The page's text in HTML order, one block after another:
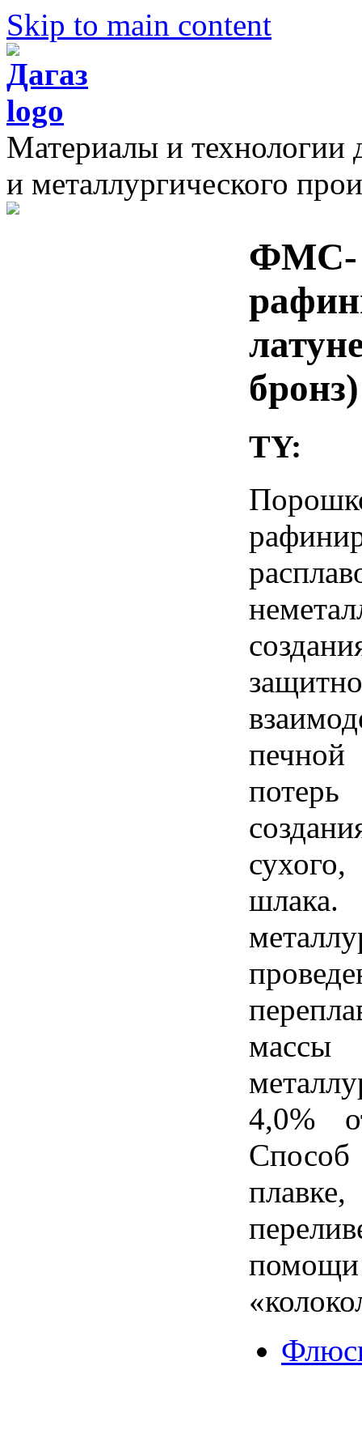
Skip to main content
Материалы и технологии
и металлургического
ФМС-
бронз)
TY:
печной
массы
4,0%